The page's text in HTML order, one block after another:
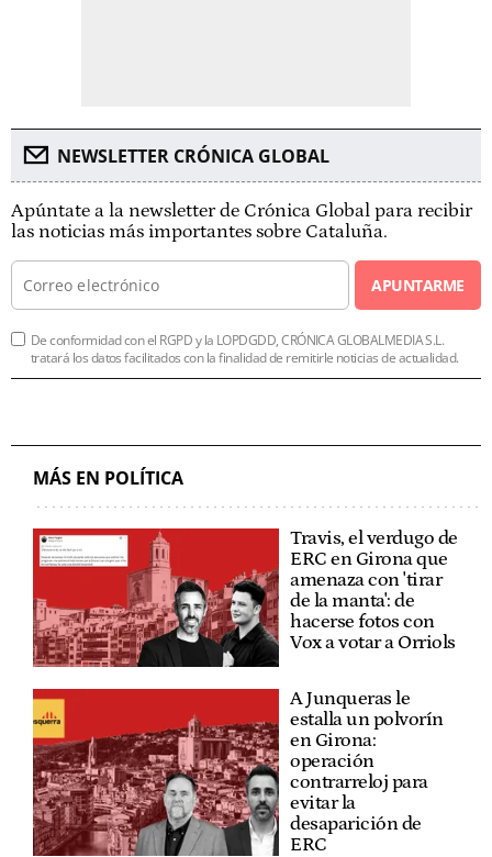
NEWSLETTER CRÓNICA GLOBAL
Apúntate a la newsletter de Crónica Global para recibir
las noticias más importantes sobre Cataluña.
APUNTARME
De conformidad con el RGPD y la LOPDGDD, CRÓNICA GLOBALMEDIA S.L.
tratará los datos facilitados con la finalidad de remitirle noticias de actualidad.
MÁS EN POLÍTICA
Travis, el verdugo de
ERC en Girona que
amenaza con 'tirar
de la manta': de
hacerse fotos con
Vox a votar a Orriols
A Junqueras le
estalla un polvorín
en Girona:
operación
contrarreloj para
evitar la
desaparición de
ERC